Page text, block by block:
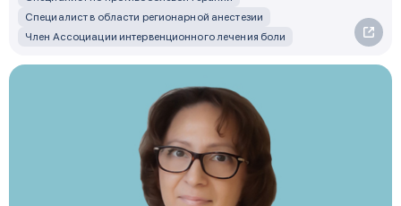
Специалист в области регионарной анестезии
Член Ассоциации интервенционного лечения боли